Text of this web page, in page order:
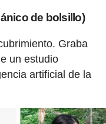
de bolsillo)
Graba
un estudio
artificial de la